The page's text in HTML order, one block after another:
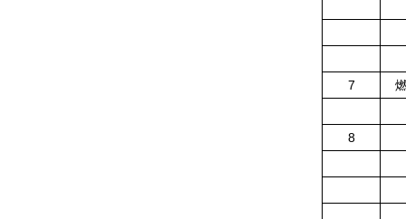
7
8